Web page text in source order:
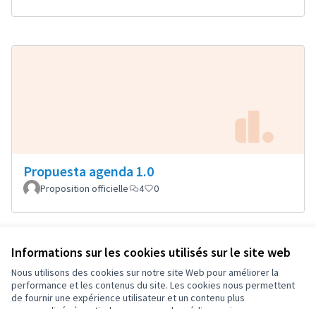
Informations sur les cookies utilisés sur le site web
Nous utilisons des cookies sur notre site Web pour améliorer la
performance et les contenus du site. Les cookies nous permettent
de fournir une expérience utilisateur et un contenu plus
Propuesta agenda 1.0
Proposition officielle 4 0
Conditions d'utilisation
Paramètres des cookies
OIDP sur X
(Lien externe)
OIDP sur Facebook
(Lien externe)
OIDP sur YouTube
(Lien externe)
Français